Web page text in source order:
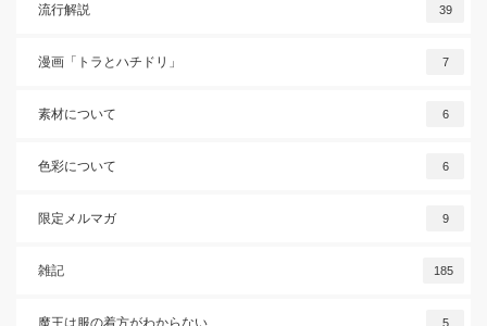
流行解説 39
漫画「トラとハチドリ」 7
素材について 6
色彩について 6
限定メルマガ 9
雑記 185
魔王は服の着方がわからない 5